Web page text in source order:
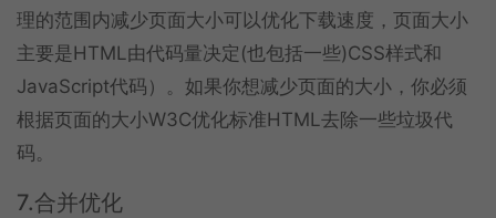
理的范围内减少页面大小可以优化下载速度，页面大小
主要是HTML由代码量决定(也包括一些)CSS样式和
JavaScript代码）。如果你想减少页面的大小，你必须
根据页面的大小W3C优化标准HTML去除一些垃圾代
码。
7.合并优化